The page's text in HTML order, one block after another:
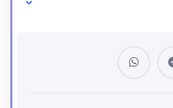
بانک شماره موبایل